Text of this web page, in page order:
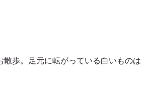
歩。足元に転がっている白いもの